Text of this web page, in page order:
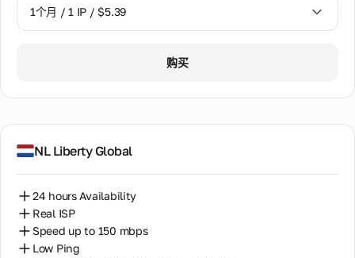
1个月 / 1 IP / $5.39
购买
NL Liberty Global
24 hours Availability
Real ISP
Speed up to 150 mbps
Low Ping